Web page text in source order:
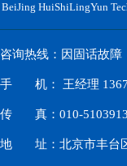
BeiJing HuiShiLingYun
咨询热线：因固话故障
手 机： 王经理
传 真：010-
地 址：北京市丰台区